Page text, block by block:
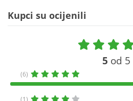
Kupci su ocijenili
5 od 5
(6)
(1)